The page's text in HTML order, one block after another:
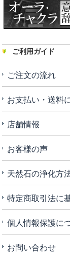
ご利用ガイド
ご注文の流れ
お支払い・送料
店舗情報
お客様の声
天然石の浄化方
特定商取引法に
個人情報保護に
お問い合わせ